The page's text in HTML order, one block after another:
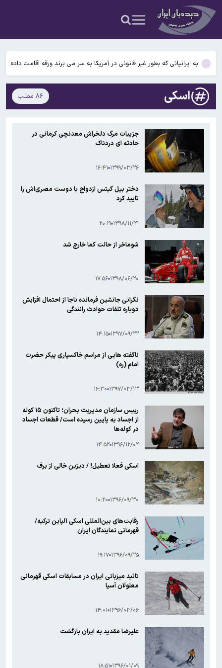
شد
سابقه خدمت برخی کارکنان برای بازنشستگی افزایش می‌یابد/ قانون
دبیر کمیسیون امنیت ملی و سیاست خارجی مجلس: مذاکره با عمان به
معنای باز شدن تنگه هرمز نیست
به ایرانیانی که بطور غیر قانونی در آمریکا به سر می برند ورقه اقامت داده
می‌شود
مصرف لبنیات یک‌چهارم شده اما بازهم شیر را گران می‌ شود
قیمت انواع ارز ۱۵ مردادماه ۱۴۰۵+ جدول قیمت/ دلار ۱۸۸ هزار تومان
سابقه خدمت برخی کارکنان برای بازنشستگی افزایش می‌یابد/ قانون
جدید سن بازنشستگی ۱۴۰۵؛ تغییرات مهم برای مردان، زنان و گروههای
خاص + جدول سنوات مورد نیاز
دبیر کمیسیون امنیت ملی و سیاست خارجی مجلس: مذاکره با عمان به
معنای باز شدن تنگه هرمز نیست
اسکی ۸۶ مطلب
جزییات مرگ دلخراش معدنچی کرمانی در
حادثه ای دردناک
۱۳۹۹/۰۳/۲۶ ۱۶:۴۱
دختر بیل گیتس ازدواج با دوست مصری‌اش را
تایید کرد
۱۳۹۸/۱۱/۲۱ ۲۰:۱۹
شوماخر از حالت کما خارج شد
۱۳۹۸/۰۶/۲۰ ۱۷:۵۶
نگرانی جانشین فرمانده ناجا از احتمال افزایش
دوباره تلفات حوادث رانندگی
۱۳۹۷/۰۹/۲۲ ۱۴:۱۵
ناگفته هایی از مراسم خاکسپاری پیکر حضرت
امام (ره)
۱۳۹۷/۰۳/۱۳ ۱۶:۳۰
رییس سازمان مدیریت بحران؛ تاکنون ۱۵ کوله
از اجساد به پایین رسیده است/ قطعات اجساد
در کوله‌ها
۱۳۹۶/۱۲/۰۲ ۱۴:۵۲
اسکی فعلا تعطیل! / دیزین خالی از برف
۱۳۹۶/۰۹/۳۰ ۱۰:۲۰
رقابت‌های بین‌المللی اسکی آلپاین ترکیه/
قهرمانی نمایندگان ایران
۱۳۹۶/۰۹/۲۵ ۱۹:۱۷
تائید میزبانی ایران در مسابقات اسکی قهرمانی
معلولان آسیا
۱۳۹۶/۰۳/۰۶ ۱۴:۰۱
علیرضا مقدید به ایران بازگشت
۱۳۹۶/۰۱/۰۹ ۱۸:۵۱